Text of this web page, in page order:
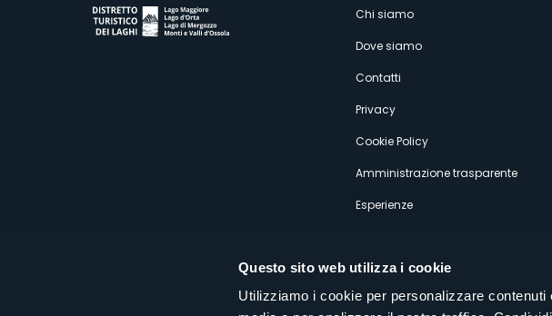
Questo sito web utilizza i cookie
Utilizziamo i cookie per personalizzare
Menù
Chi siamo
Dove siamo
Contatti
Privacy
Cookie Policy
Amministrazione trasparente
Esperienze